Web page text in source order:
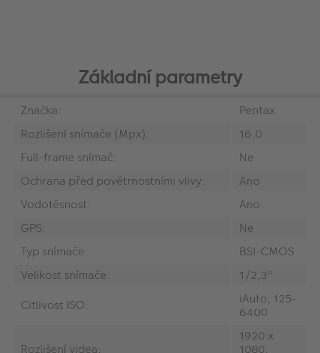
Základní parametry
Značka:
Pentax
Rozlišení snímače (Mpx):
16.0
Full-frame snímač:
Ne
Ochrana před povětrnostními vlivy:
Ano
Vodotěsnost:
Ano
GPS:
Ne
Typ snímače:
BSI-CMOS
Velikost snímače:
1/2,3"
Citlivost ISO:
iAuto, 125-
6400
Rozlišení videa:
1920 x
1080,